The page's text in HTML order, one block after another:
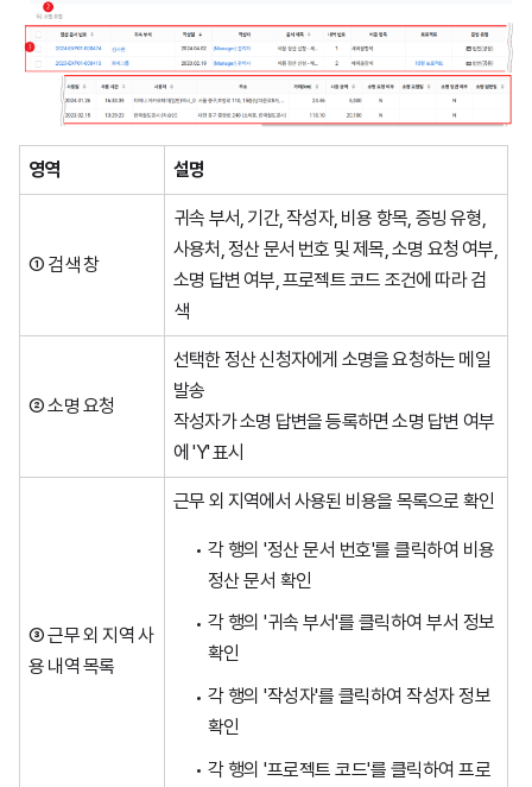
영역 설명
① 검색 창
귀속 부서, 기간, 작성자, 비용 항목, 증빙 유형,
사용처, 정산 문서 번호 및 제목, 소명 요청 여부,
소명 답변 여부, 프로젝트 코드 조건에 따라 검
색
② 소명 요청
선택한 정산 신청자에게 소명을 요청하는 메일
발송
작성자가 소명 답변을 등록하면 소명 답변 여부
에 'Y' 표시
③ 근무 외 지역 사
용 내역 목록
근무 외 지역에서 사용된 비용을 목록으로 확인
각 행의 '정산 문서 번호'를 클릭하여 비용
정산 문서 확인
각 행의 '귀속 부서'를 클릭하여 부서 정보
확인
각 행의 '작성자'를 클릭하여 작성자 정보
확인
각 행의 '프로젝트 코드'를 클릭하여 프로